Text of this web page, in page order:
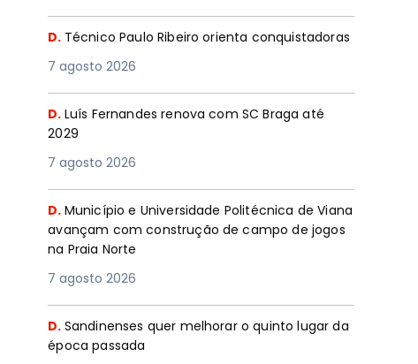
D. Técnico Paulo Ribeiro orienta conquistadoras
7 agosto 2026
D. Luís Fernandes renova com SC Braga até
2029
7 agosto 2026
D. Município e Universidade Politécnica de Viana
avançam com construção de campo de jogos
na Praia Norte
7 agosto 2026
D. Sandinenses quer melhorar o quinto lugar da
época passada